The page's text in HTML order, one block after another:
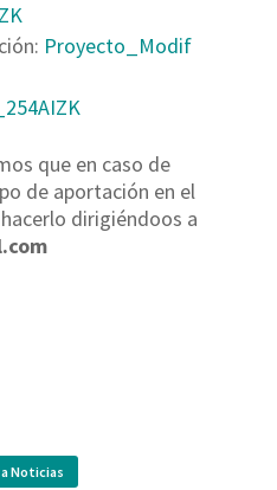
Proyecto_Modif
que en caso de
de aportación en el
dirigiéndoos a
Noticias